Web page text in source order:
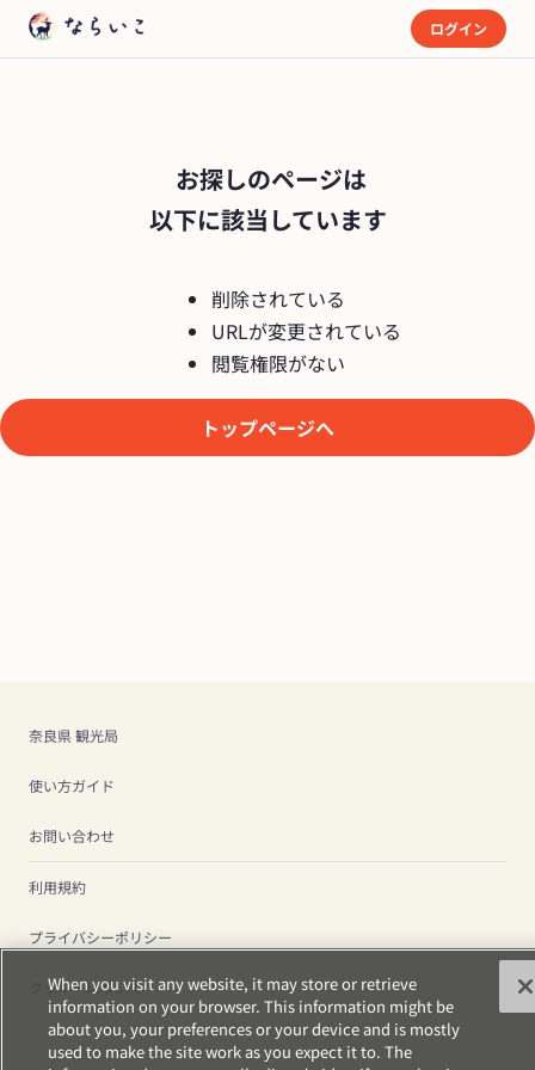
ログイン
以下に該当しています
削除されている
URLが変更されている
閲覧権限がない
トップページへ
奈良県 観光局
使い方ガイド
お問い合わせ
利用規約
プライバシーポリシー
クッキーについて
When you visit any website, it may store or retrieve
information on your browser. This information might be
about you, your preferences or your device and is mostly
used to make the site work as you expect it to. The